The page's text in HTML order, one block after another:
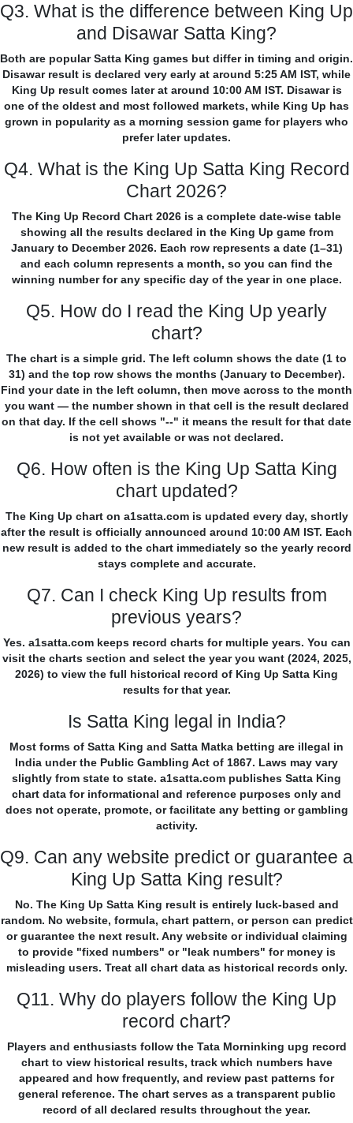
Q3. What is the difference between King Up
and Disawar Satta King?
Both are popular Satta King games but differ in timing and origin.
Disawar result is declared very early at around 5:25 AM IST, while
King Up result comes later at around 10:00 AM IST. Disawar is
one of the oldest and most followed markets, while King Up has
grown in popularity as a morning session game for players who
prefer later updates.
Q4. What is the King Up Satta King Record
Chart 2026?
The King Up Record Chart 2026 is a complete date-wise table
showing all the results declared in the King Up game from
January to December 2026. Each row represents a date (1–31)
and each column represents a month, so you can find the
winning number for any specific day of the year in one place.
Q5. How do I read the King Up yearly
chart?
The chart is a simple grid. The left column shows the date (1 to
31) and the top row shows the months (January to December).
Find your date in the left column, then move across to the month
you want — the number shown in that cell is the result declared
on that day. If the cell shows "--" it means the result for that date
is not yet available or was not declared.
Q6. How often is the King Up Satta King
chart updated?
The King Up chart on a1satta.com is updated every day, shortly
after the result is officially announced around 10:00 AM IST. Each
new result is added to the chart immediately so the yearly record
stays complete and accurate.
Q7. Can I check King Up results from
previous years?
Yes. a1satta.com keeps record charts for multiple years. You can
visit the charts section and select the year you want (2024, 2025,
2026) to view the full historical record of King Up Satta King
results for that year.
Is Satta King legal in India?
Most forms of Satta King and Satta Matka betting are illegal in
India under the Public Gambling Act of 1867. Laws may vary
slightly from state to state. a1satta.com publishes Satta King
chart data for informational and reference purposes only and
does not operate, promote, or facilitate any betting or gambling
activity.
Q9. Can any website predict or guarantee a
King Up Satta King result?
No. The King Up Satta King result is entirely luck-based and
random. No website, formula, chart pattern, or person can predict
or guarantee the next result. Any website or individual claiming
to provide "fixed numbers" or "leak numbers" for money is
misleading users. Treat all chart data as historical records only.
Q11. Why do players follow the King Up
record chart?
Players and enthusiasts follow the Tata Morninking upg record
chart to view historical results, track which numbers have
appeared and how frequently, and review past patterns for
general reference. The chart serves as a transparent public
record of all declared results throughout the year.